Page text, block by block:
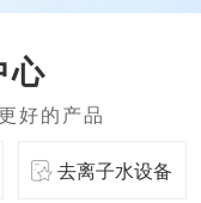
心
去离子水设备